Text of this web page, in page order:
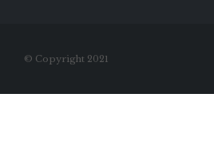
© Copyright 2021